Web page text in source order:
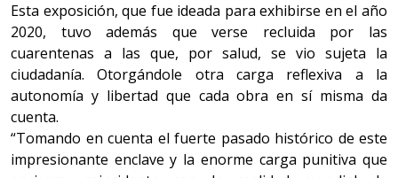
Esta exposición, que fue ideada para exhibirse en el año
2020, tuvo además que verse recluida por las
cuarentenas a las que, por salud, se vio sujeta la
ciudadanía. Otorgándole otra carga reflexiva a la
autonomía y libertad que cada obra en sí misma da
cuenta.
“Tomando en cuenta el fuerte pasado histórico de este
impresionante enclave y la enorme carga punitiva que